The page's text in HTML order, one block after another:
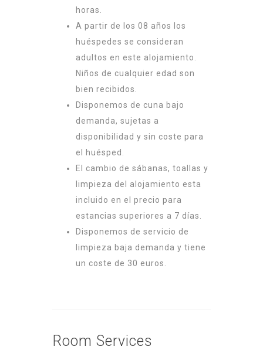
horas.
A partir de los 08 años los
huéspedes se consideran
adultos en este alojamiento.
Niños de cualquier edad son
bien recibidos.
Disponemos de cuna bajo
demanda, sujetas a
disponibilidad y sin coste para
el huésped.
El cambio de sábanas, toallas y
limpieza del alojamiento esta
incluido en el precio para
estancias superiores a 7 días.
Disponemos de servicio de
limpieza baja demanda y tiene
un coste de 30 euros.
Room Services